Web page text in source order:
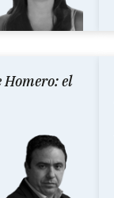
Homero: el